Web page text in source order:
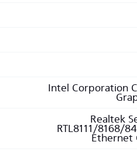
Intel Corporation
Realtek
RTL8111/8168/
Ethernet